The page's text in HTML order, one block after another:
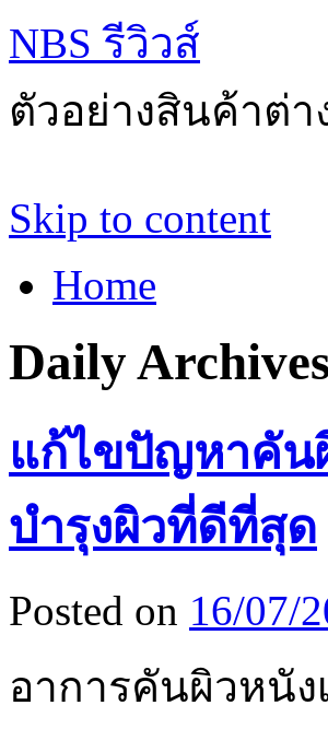
NBS รีวิวส์
ตัวอย่างสินค้าต่
Skip to content
Home
Daily
แก้ไขปัญหาคัน
บำรุงผิวที่ดีที่สุด
Posted on 16/07/
อาการคันผิวหนั